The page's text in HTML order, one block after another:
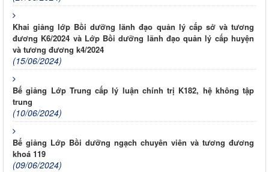
Khai giảng lớp Bồi dưỡng lãnh đạo quản lý cấp sở và tương
đương K6/2024 và Lớp Bồi dưỡng lãnh đạo quản lý cấp huyện
và tương đương k4/2024
(15/06/2024)
Bế giảng Lớp Trung cấp lý luận chính trị K182, hệ không tập
trung
(10/06/2024)
Bế giảng Lớp Bồi dưỡng ngạch chuyên viên và tương đương
khoá 119
(09/06/2024)